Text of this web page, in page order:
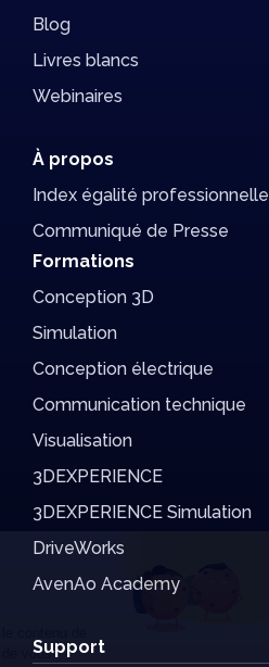
Blog
Livres blancs
Webinaires
À propos
Index égalité professionnelle
Communiqué de Presse
Formations
Conception 3D
Simulation
Conception électrique
Communication technique
Visualisation
3DEXPERIENCE
3DEXPERIENCE Simulation
DriveWorks
AvenAo Academy
Support
les Cookies !
ce site vous intéresse avant de vous